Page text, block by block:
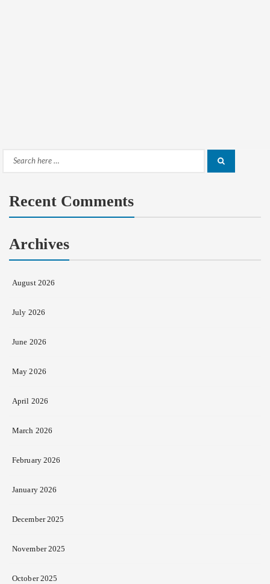
Search
Recent Comments
Archives
August 2026
July 2026
June 2026
May 2026
April 2026
March 2026
February 2026
January 2026
December 2025
November 2025
October 2025